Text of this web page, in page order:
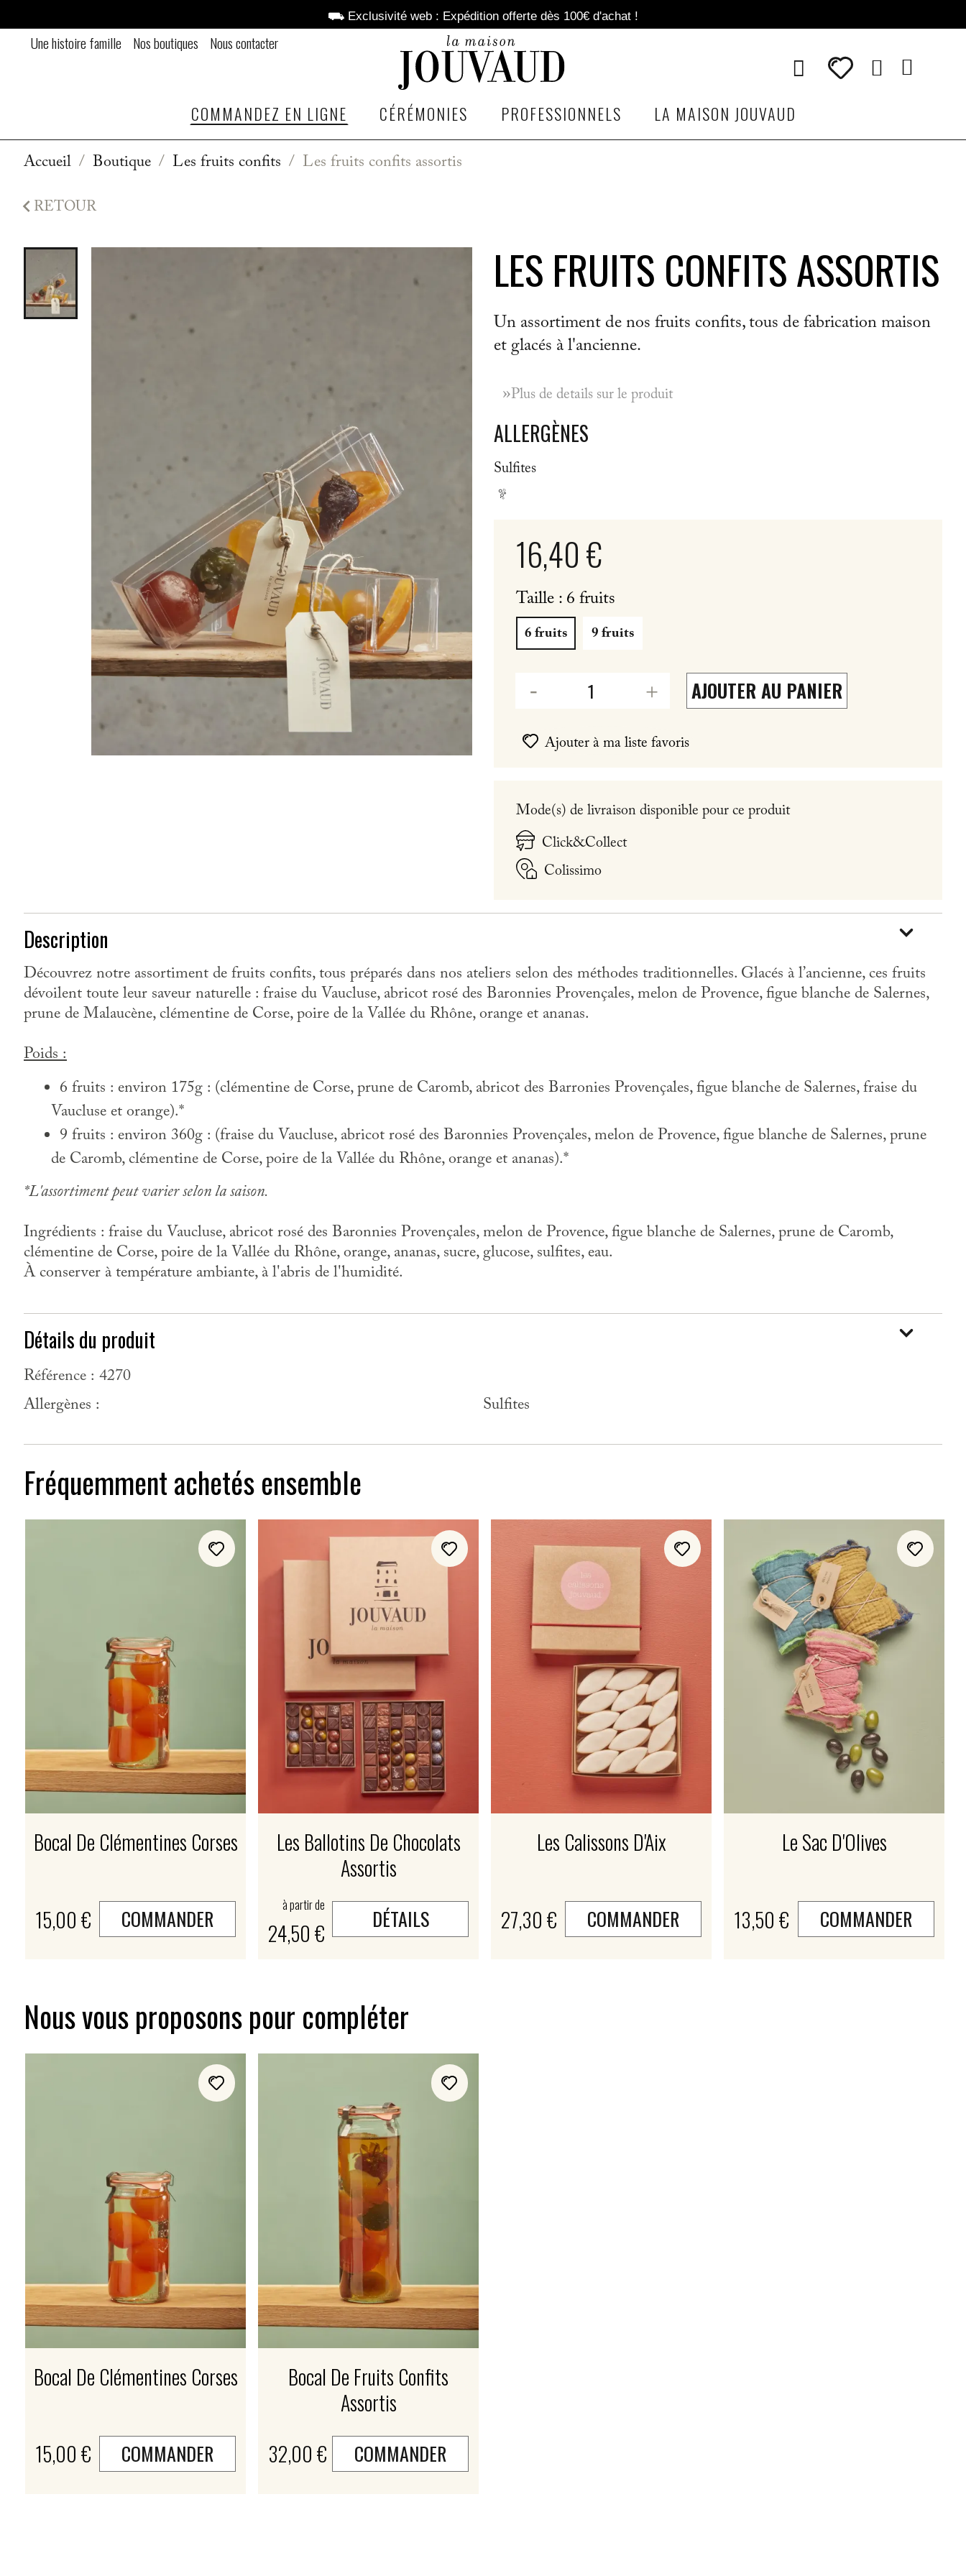
⛟ Exclusivité web : Expédition offerte dès 100€ d'achat !
Une histoire famille Nos boutiques Nous contacter
COMMANDEZ EN LIGNE CÉRÉMONIES PROFESSIONNELS LA MAISON JOUVAUD
Accueil Boutique Les fruits confits Les fruits confits assortis
RETOUR
LES FRUITS CONFITS ASSORTIS
Un assortiment de nos fruits confits, tous de fabrication maison
et glacés à l'ancienne.
»Plus de details sur le produit
ALLERGÈNES
Sulfites
16,40 €
Taille : 6 fruits
6 fruits 9 fruits
AJOUTER AU PANIER
Ajouter à ma liste favoris
Mode(s) de livraison disponible pour ce produit
Click&Collect
Colissimo
Description
Découvrez notre assortiment de fruits confits, tous préparés dans nos ateliers selon des méthodes traditionnelles. Glacés à l’ancienne, ces fruits
dévoilent toute leur saveur naturelle : fraise du Vaucluse, abricot rosé des Baronnies Provençales, melon de Provence, figue blanche de Salernes,
prune de Malaucène, clémentine de Corse, poire de la Vallée du Rhône, orange et ananas.
Poids :
6 fruits : environ 175g : (clémentine de Corse, prune de Caromb, abricot des Barronies Provençales, figue blanche de Salernes, fraise du
Vaucluse et orange).*
9 fruits : environ 360g : (fraise du Vaucluse, abricot rosé des Baronnies Provençales, melon de Provence, figue blanche de Salernes, prune
de Caromb, clémentine de Corse, poire de la Vallée du Rhône, orange et ananas).*
*L'assortiment peut varier selon la saison.
Ingrédients : fraise du Vaucluse, abricot rosé des Baronnies Provençales, melon de Provence, figue blanche de Salernes, prune de Caromb,
clémentine de Corse, poire de la Vallée du Rhône, orange, ananas, sucre, glucose, sulfites, eau.
À conserver à température ambiante, à l'abris de l'humidité.
Détails du produit
Référence : 4270
Allergènes :
Sulfites
Fréquemment achetés ensemble
Bocal De Clémentines Corses
15,00 € COMMANDER
Les Ballotins De Chocolats
Assortis
à partir de
24,50 € DÉTAILS
Les Calissons D'Aix
27,30 € COMMANDER
Le Sac D'Olives
13,50 € COMMANDER
Nous vous proposons pour compléter
Bocal De Clémentines Corses
15,00 € COMMANDER
Bocal De Fruits Confits
Assortis
32,00 €
COMMANDER